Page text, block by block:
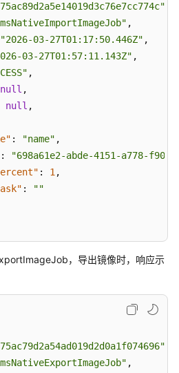
,
"2026-03-27T01:17:50.446Z" ,
03-27T01:57:11.143Z" ,
,
null ,
null ,
: "name" ,
:
"698a61e2-abde-4151-a778-
: 1 ,
:
""
，导出镜像时，响应示
,